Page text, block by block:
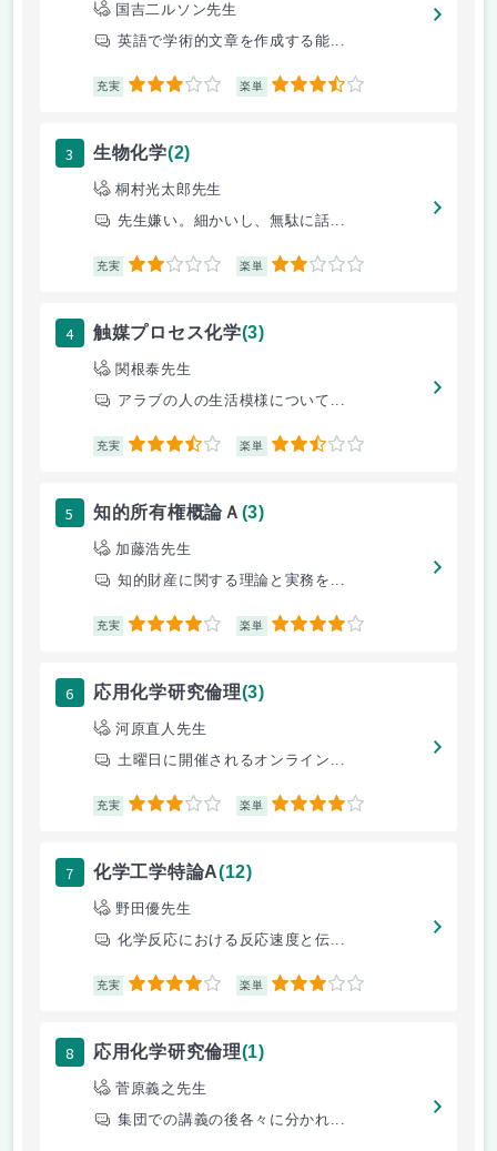
国吉二ルソン先生
英語で学術的文章を作成する能...
充実 3 楽単 3.5
3 生物化学(2)
桐村光太郎先生
先生嫌い。細かいし、無駄に話...
充実 2 楽単 2
4 触媒プロセス化学(3)
関根泰先生
アラブの人の生活模様について...
充実 3.5 楽単 2.5
5 知的所有権概論Ａ (3)
加藤浩先生
知的財産に関する理論と実務を...
充実 4 楽単 4
6 応用化学研究倫理(3)
河原直人先生
土曜日に開催されるオンライン...
充実 3 楽単 4
7 化学工学特論A(12)
野田優先生
化学反応における反応速度と伝...
充実 4 楽単 3
8 応用化学研究倫理(1)
菅原義之先生
集団での講義の後各々に分かれ...